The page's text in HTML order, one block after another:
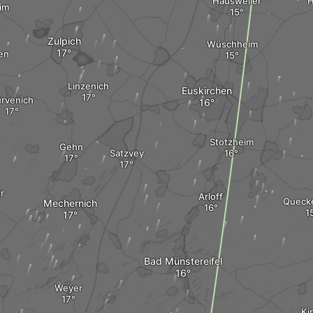
Satzvey
Bad Münstereifel
Arloff
Euskirchen
Stotzheim
Wüschheim
Weyer
Mechernich
Linzenich
Gehn
Zulpich